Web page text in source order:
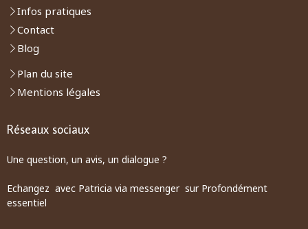
Infos pratiques
Contact
Blog
Plan du site
Mentions légales
Réseaux sociaux
Une question, un avis, un dialogue ?
Echangez avec Patricia via messenger sur Profondément
essentiel